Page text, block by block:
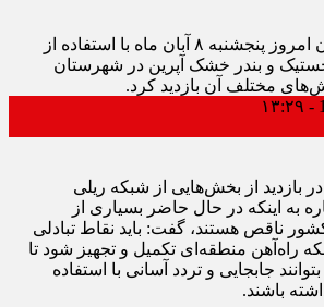
رئیس جمهور کشورمان امروز پنجشنبه ۸ آبان ماه با استفاده از
و بندر خشک آپرین در شهرستان
مختلف آن بازدید کرد.
بازدید از بخش‌هایی از شبکه ریلی
به اینکه در حال حاضر بسیاری از
ناقص هستند، گفت: باید نقاط تبادلی
راه‌آهن منطقه‌ای تکمیل و تجهیز شود تا
جابجایی و تردد آسانی با استفاده
باشند.